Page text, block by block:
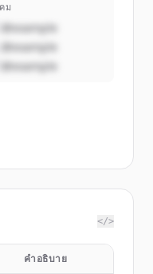
ม
@example
@example
@example
</>
คำอธิบาย